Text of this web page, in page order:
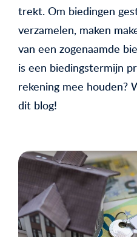
trekt. Om biedingen
verzamelen, maken
van een zogenaamde
is een biedingstermijn
rekening mee houden?
dit blog!